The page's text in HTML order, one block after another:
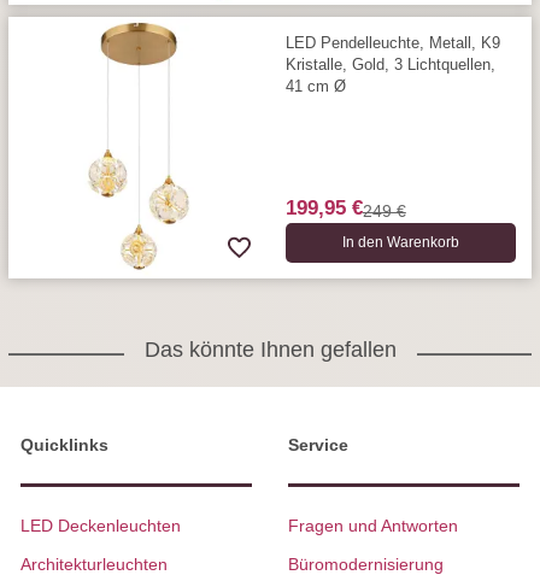
LED Pendelleuchte, Metall, K9
Kristalle, Gold, 3 Lichtquellen,
41 cm Ø
199,95 €249 €
In den Warenkorb
Das könnte Ihnen gefallen
Quicklinks
LED Deckenleuchten
Architekturleuchten
Service
Fragen und Antworten
Büromodernisierung